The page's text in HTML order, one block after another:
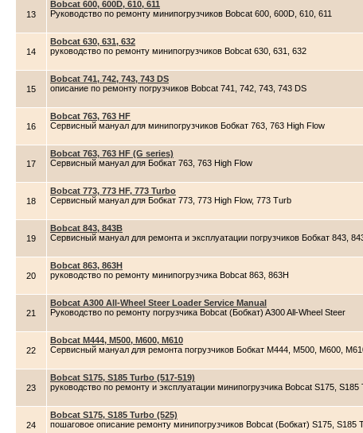
13
Bobcat 600, 600D, 610, 611
Руководство по ремонту минипогрузчиков Bobcat 600, 600D, 610, 611
14
Bobcat 630, 631, 632
руководство по ремонту минипогрузчиков Bobcat 630, 631, 632
15
Bobcat 741, 742, 743, 743 DS
описание по ремонту погрузчиков Bobcat 741, 742, 743, 743 DS
16
Bobcat 763, 763 HF
Сервисный мануал для минипогрузчиков Бобкат 763, 763 High Flow
17
Bobcat 763, 763 HF (G series)
Сервисный мануал для Бобкат 763, 763 High Flow
18
Bobcat 773, 773 HF, 773 Turbo
Сервисный мануал для Бобкат 773, 773 High Flow, 773 Turb
19
Bobcat 843, 843B
Сервисный мануал для ремонта и эксплуатации погрузчиков Бобкат 843,
20
Bobcat 863, 863H
руководство по ремонту минипогрузчика Bobcat 863, 863H
21
Bobcat A300 All-Wheel Steer Loader Service Manual
Руководство по ремонту погрузчика Bobcat (Бобкат) A300 All-Wheel Steer
22
Bobcat M444, M500, M600, M610
Сервисный мануал для ремонта погрузчиков Бобкат M444, M500, M600,
23
Bobcat S175, S185 Turbo (517-519)
руководство по ремонту и эксплуатации минипогрузчика Bobcat S175,
24
Bobcat S175, S185 Turbo (525)
пошаговое описание ремонту минипогрузчиков Bobcat (Бобкат) S175, S185